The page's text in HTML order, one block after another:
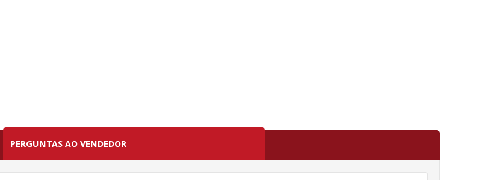
PERGUNTAS AO VENDEDOR